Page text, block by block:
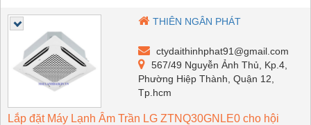
THIÊN NGÂN PHÁT
ctydaithinhphat91@gmail.com
567/49 Nguyễn Ảnh Thủ, Kp.4,
Phường Hiệp Thành, Quận 12,
Tp.hcm
Lắp đặt Máy Lạnh Âm Trần LG ZTNQ30GNLE0 cho hội